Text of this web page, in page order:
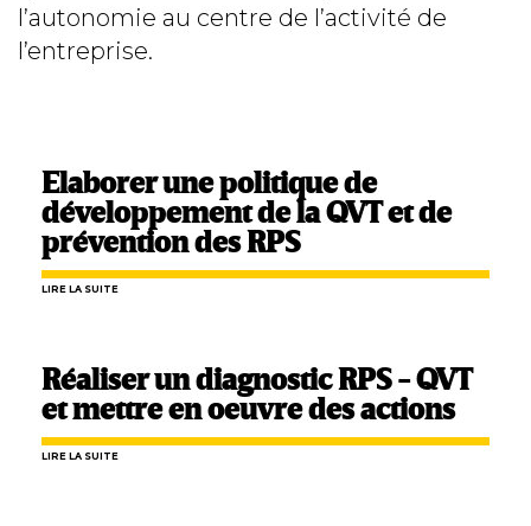
l’autonomie au centre de l’activité de
l’entreprise.
Elaborer une politique de
développement de la QVT et de
prévention des RPS
LIRE LA SUITE
Réaliser un diagnostic RPS - QVT
et mettre en oeuvre des actions
LIRE LA SUITE